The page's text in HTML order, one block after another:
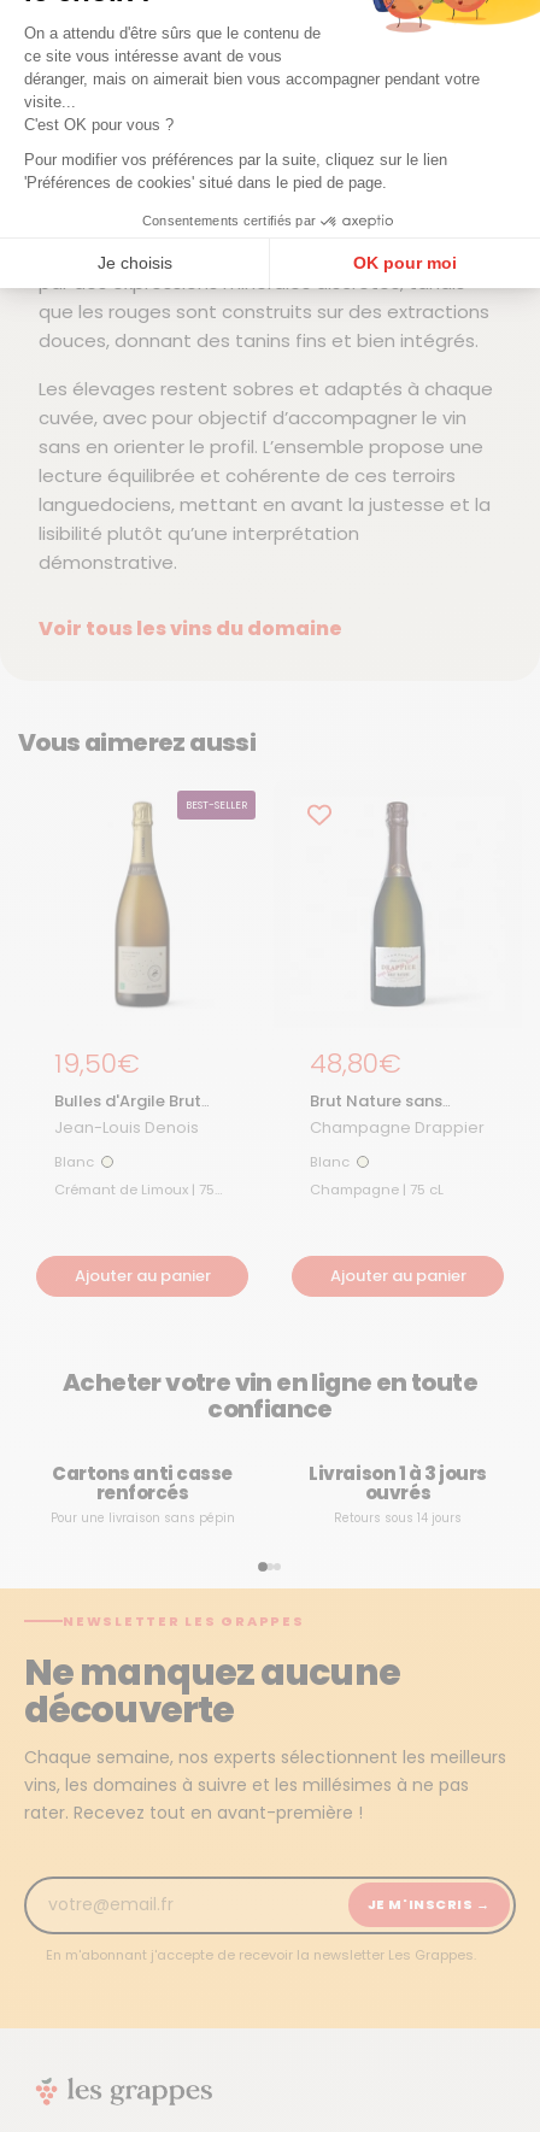
On a attendu d'être sûrs que le contenu de
ce site vous intéresse avant de vous
déranger, mais on aimerait bien vous accompagner pendant votre
visite...
C'est OK pour vous ?
Pour modifier vos préférences par la suite, cliquez sur le lien
'Préférences de cookies' situé dans le pied de page.
Consentements certifiés par
Je choisis OK pour moi
Axeptio consent
Plateforme de Gestion du Consentement : Personnalisez vos Options
Notre plateforme vous permet d'adapter et de gérer vos paramètres de confidentialité, en
favorables à la culture du pinot noir et du
chardonnay. Altitude, expositions et nature des
sols offrent ici un cadre propice à l’expression de
ces cépages, rarement associés à la région.
La vinification privilégie une approche mesurée,
centrée sur la fraîcheur et la précision aromatique
plutôt que sur la recherche de puissance. Les vins
blancs conservent une tension marquée, soutenue
par des expressions minérales discrètes, tandis
que les rouges sont construits sur des extractions
douces, donnant des tanins fins et bien intégrés.
Les élevages restent sobres et adaptés à chaque
cuvée, avec pour objectif d’accompagner le vin
sans en orienter le profil. L’ensemble propose une
lecture équilibrée et cohérente de ces terroirs
languedociens, mettant en avant la justesse et la
lisibilité plutôt qu’une interprétation
démonstrative.
Voir tous les vins du domaine
Vous aimerez aussi
BEST-SELLER
Prix régulier
19,50€
Bulles d'Argile Brut
Nature
Jean-Louis Denois
Blanc Blanc
Crémant de Limoux | 75
Ajouter au panier
Prix régulier
48,80€
Brut Nature sans
souffre
Champagne Drappier
Blanc Blanc
Champagne | 75 cL
Ajouter au panier
Acheter votre vin en ligne en toute
confiance
Cartons anti casse
renforcés
Pour une livraison sans pépin
Livraison 1 à 3 jours
ouvrés
Retours sous 14 jours
NEWSLETTER LES GRAPPES
Ne manquez aucune
découverte
Chaque semaine, nos experts sélectionnent les meilleurs
vins, les domaines à suivre et les millésimes à ne pas
rater. Recevez tout en avant-première !
JE M'INSCRIS →
En m'abonnant j'accepte de recevoir la newsletter Les Grappes.